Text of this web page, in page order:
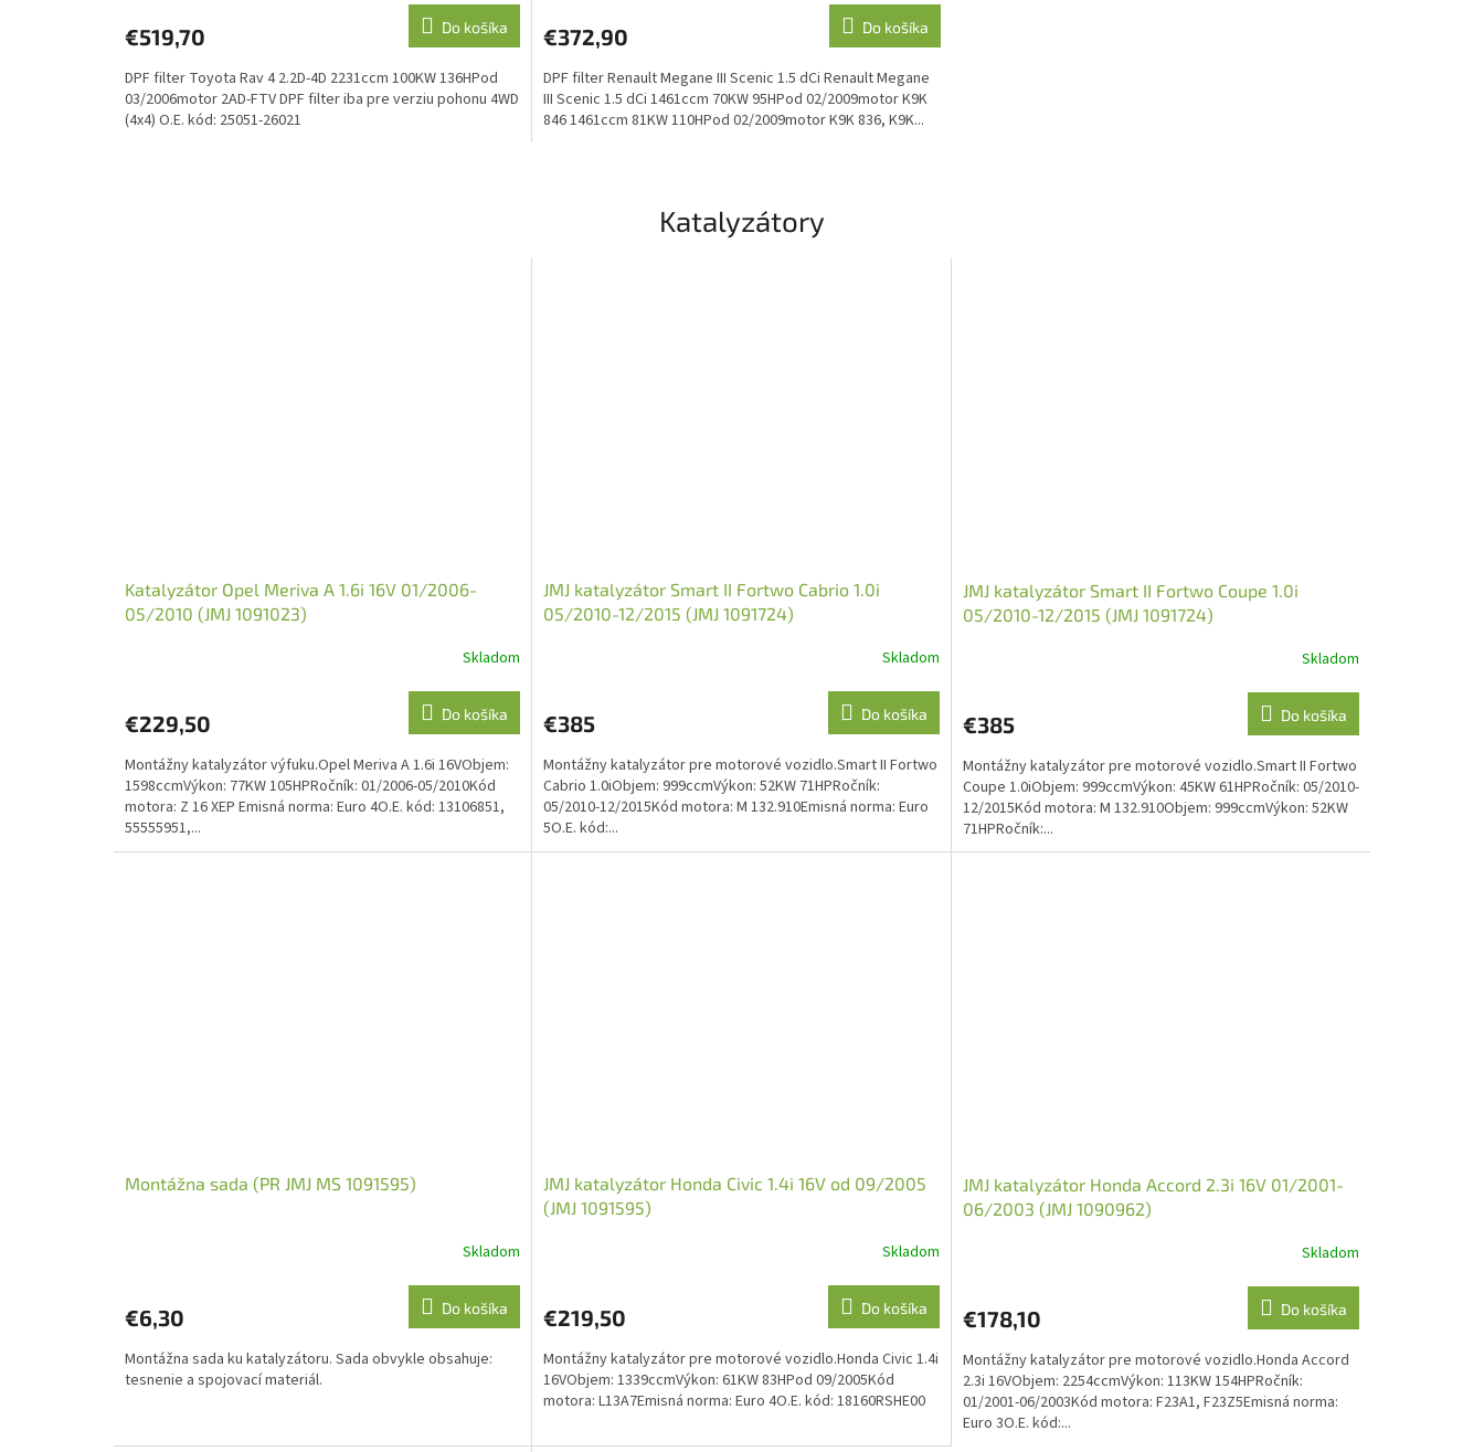
€519,70 Do košíka
DPF filter Toyota Rav 4 2.2D-4D 2231ccm 100KW 136HPod
03/2006motor 2AD-FTV DPF filter iba pre verziu pohonu 4WD
(4x4) O.E. kód: 25051-26021
€372,90 Do košíka
DPF filter Renault Megane III Scenic 1.5 dCi Renault Megane
III Scenic 1.5 dCi 1461ccm 70KW 95HPod 02/2009motor K9K
846 1461ccm 81KW 110HPod 02/2009motor K9K 836, K9K...
Katalyzátory
Katalyzátor Opel Meriva A 1.6i 16V 01/2006-
05/2010 (JMJ 1091023)
Skladom
€229,50 Do košíka
Montážny katalyzátor výfuku.Opel Meriva A 1.6i 16VObjem:
1598ccmVýkon: 77KW 105HPRočník: 01/2006-05/2010Kód
motora: Z 16 XEP Emisná norma: Euro 4O.E. kód: 13106851,
55555951,...
JMJ katalyzátor Smart II Fortwo Cabrio 1.0i
05/2010-12/2015 (JMJ 1091724)
Skladom
€385 Do košíka
Montážny katalyzátor pre motorové vozidlo.Smart II Fortwo
Cabrio 1.0iObjem: 999ccmVýkon: 52KW 71HPRočník:
05/2010-12/2015Kód motora: M 132.910Emisná norma: Euro
5O.E. kód:...
JMJ katalyzátor Smart II Fortwo Coupe 1.0i
05/2010-12/2015 (JMJ 1091724)
Skladom
€385 Do košíka
Montážny katalyzátor pre motorové vozidlo.Smart II Fortwo
Coupe 1.0iObjem: 999ccmVýkon: 45KW 61HPRočník: 05/2010-
12/2015Kód motora: M 132.910Objem: 999ccmVýkon: 52KW
71HPRočník:...
Montážna sada (PR JMJ MS 1091595)
Skladom
€6,30 Do košíka
Montážna sada ku katalyzátoru. Sada obvykle obsahuje:
tesnenie a spojovací materiál.
JMJ katalyzátor Honda Civic 1.4i 16V od 09/2005
(JMJ 1091595)
Skladom
€219,50 Do košíka
Montážny katalyzátor pre motorové vozidlo.Honda Civic 1.4i
16VObjem: 1339ccmVýkon: 61KW 83HPod 09/2005Kód
motora: L13A7Emisná norma: Euro 4O.E. kód: 18160RSHE00
JMJ katalyzátor Honda Accord 2.3i 16V 01/2001-
06/2003 (JMJ 1090962)
Skladom
€178,10 Do košíka
Montážny katalyzátor pre motorové vozidlo.Honda Accord
2.3i 16VObjem: 2254ccmVýkon: 113KW 154HPRočník:
01/2001-06/2003Kód motora: F23A1, F23Z5Emisná norma:
Euro 3O.E. kód:...